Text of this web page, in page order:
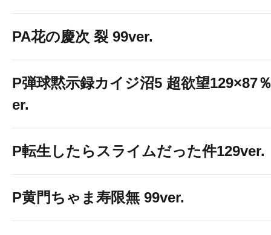
PA花の慶次 裂 99ver.
P弾球黙示録カイジ沼5 超欲望129×87
er.
P転生したらスライムだった件129ver.
P黄門ちゃま寿限無 99ver.